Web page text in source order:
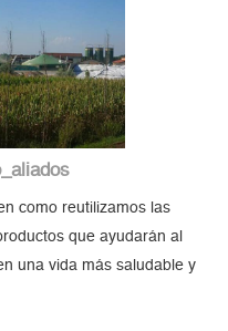
como reutilizamos las
que ayudarán al
una vida más saludable y